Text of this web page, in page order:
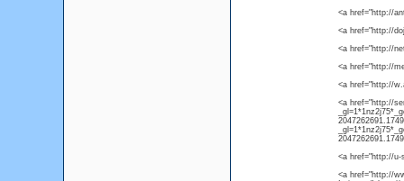
<a href="http://
<a href="http://
<a href="http://
<a href="http://
<a href="http://
<a href="http://
<a href="http://u-
<a href="http://